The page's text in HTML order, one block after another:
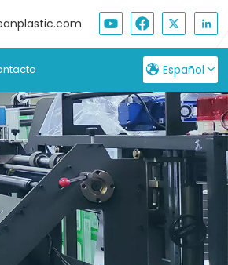
Español
English
Français
Русский